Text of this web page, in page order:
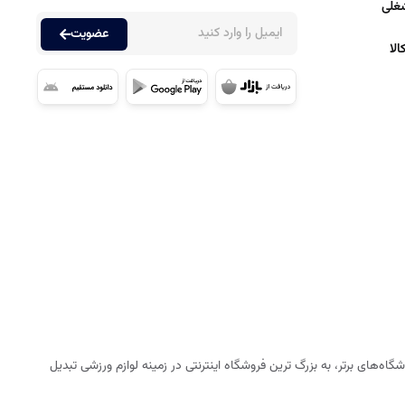
عضویت
برتر، به بزرگ ترین فروشگاه اینترنتی در زمینه لوازم ورزشی تبدیل